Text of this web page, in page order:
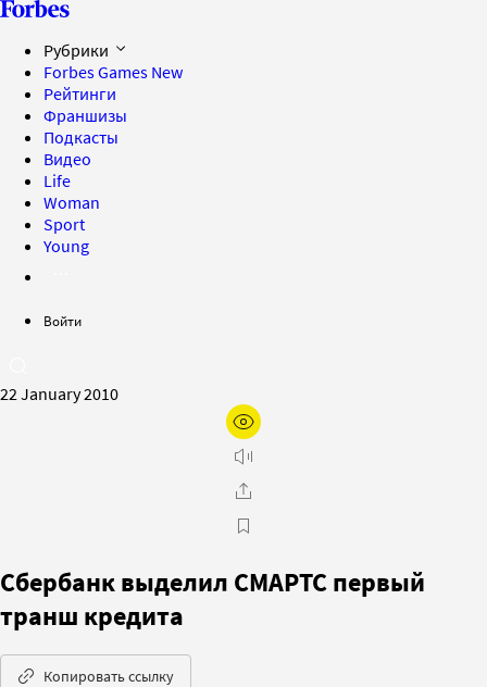
Рубрики
Forbes Games New
Рейтинги
Франшизы
Подкасты
Видео
Life
Woman
Sport
Young
Войти
22 January 2010
Сбербанк выделил СМАРТС первый
транш кредита
Копировать ссылку